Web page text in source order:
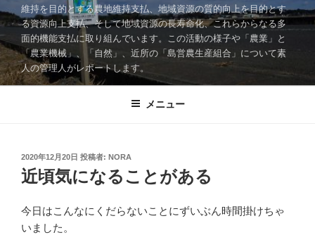
プ
維持を目的とする農地維持支払、地域資源の質的向上を目的とす
る資源向上支払、そして地域資源の長寿命化、これらからなる多
面的機能支払に取り組んでいます。この活動の様子や「農業」と
「農業機械」、「自然」、近所の「島営農生産組合」について素
人の管理人がレポートします。
メニュー
投
稿
日:
2020年12月20日 投稿者: NORA
近頃気になることがある
今日はこんなにくだらないことにずいぶん時間掛けちゃ
いました。